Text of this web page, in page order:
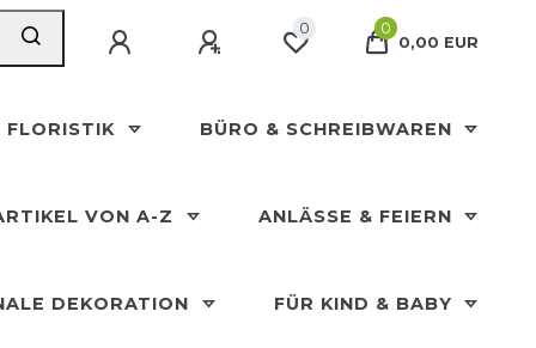
0
0
0,00 EUR
FLORISTIK BÜRO & SCHREIBWAREN
VON A-Z ANLÄSSE & FEIERN
DEKORATION FÜR KIND & BABY